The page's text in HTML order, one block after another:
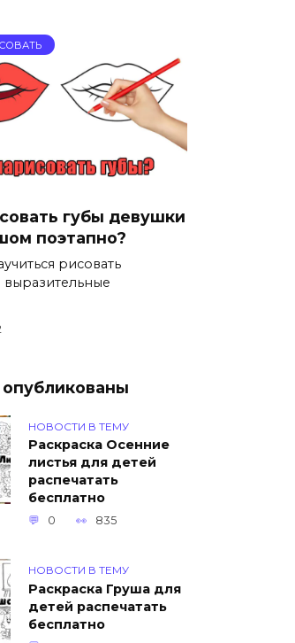
губы девушки
поэтапно?
рисовать
НОВОСТИ В ТЕМУ
Раскраска Осенние
листья для детей
распечатать
бесплатно
0 835
НОВОСТИ В ТЕМУ
Раскраска Груша для
детей распечатать
бесплатно